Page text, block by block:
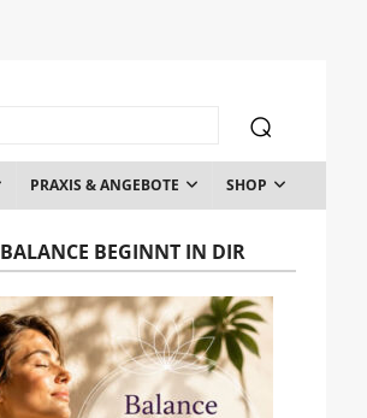
PRAXIS & ANGEBOTE SHOP
BALANCE BEGINNT IN DIR